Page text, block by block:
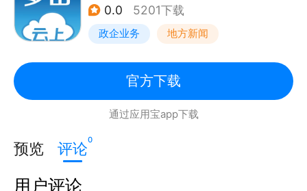
0.0 5201下载
政企业务 地方新闻
官方下载
通过应用宝app下载
预览 评论0
用户评论